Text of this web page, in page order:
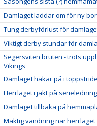
Damlaget laddar om för ny
Tung derbyförlust för
Viktigt derby stundar för
Segersviten bruten - trots
Vikings
Damlaget hakar på i
Herrlaget i jakt på serieledning
Damlaget tillbaka på
Mäktig vändning när